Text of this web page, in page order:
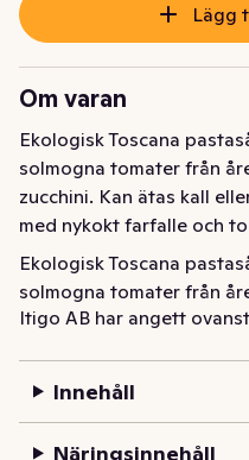
Lägg
Om varan
Ekologisk Toscana
solmogna tomater från
zucchini. Kan ätas kall
med nykokt farfalle och
Ekologisk Toscana
solmogna tomater från
zucchini. Kan ätas kall
Itigo AB har angett
Innehåll
Näringsinnehåll